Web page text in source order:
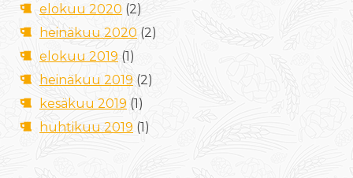
elokuu 2020 (2)
heinäkuu 2020 (2)
elokuu 2019 (1)
heinäkuu 2019(2)
kesäkuu 2019 (1)
huhtikuu 2019 (1)